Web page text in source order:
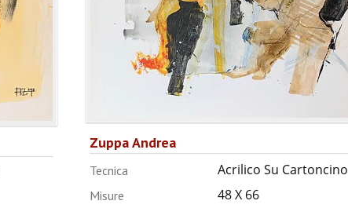
Zuppa Andrea
Tecnica Acrilico Su Cartoncino
Misure 48 X 66